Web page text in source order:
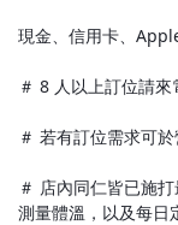
現金、信用卡、
＃ 8 人以上訂位請
＃ 若有訂位需求可
＃ 店內同仁皆已施
測量體溫，以及每日